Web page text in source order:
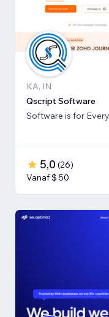
KA, IN
Qscript Software
Software is for
5,0 (26)
Vanaf $ 50